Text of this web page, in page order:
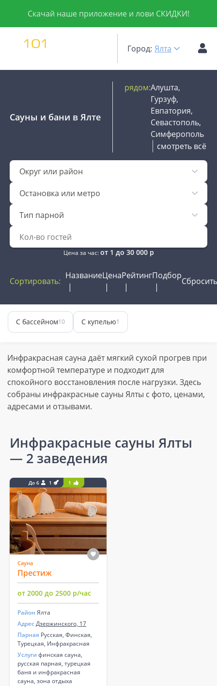
Скачай наше приложение и лови СКИДКИ!
Город: Ялта
Сауны и бани в Ялте
рядом:Алушта,
Гурзуф,
Евпатория,
Севастополь,
Симферополь
смотреть всё
Округ или район
Остановка или метро
Тип парной
Цена за час:от 1 до 30 000р
Сортировать:
НазваниеЦенаРейтингПодбор
Сбросить
С бассейном10 С купелью1
Инфракрасная сауна даёт мягкий сухой прогрев при
комфортной температуре и подходит для
спокойного восстановления после нагрузки. Здесь
собраны инфракрасные сауны Ялты с фото, ценами,
адресами и отзывами.
Инфракрасные сауны Ялты
— 2 заведения
До 6 1 1
Сауна
Престиж
от 2000 до 2500 р/час
Район Ялта
АдресДзержинского, 17
Парная Русская, Финская,
Турецкая, Инфракрасная
Услуги финская сауна,
русская парная, турецкая
баня и инфракрасная
сауна, зона отдыха